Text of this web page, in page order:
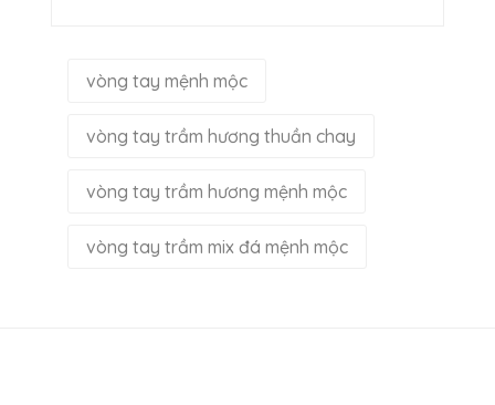
vòng tay mệnh mộc
vòng tay trầm hương thuần chay
vòng tay trầm hương mệnh mộc
vòng tay trầm mix đá mệnh mộc